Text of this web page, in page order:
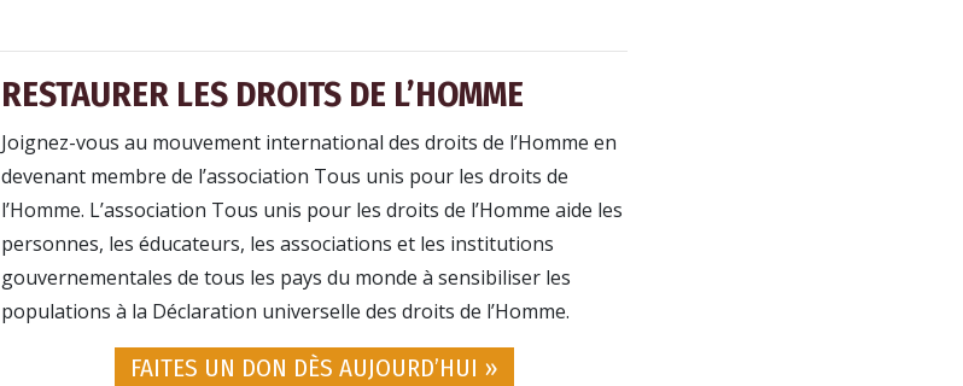
RESTAURER LES DROITS DE L’HOMME
Joignez-vous au mouvement international des droits de l’Homme en
devenant membre de l’association Tous unis pour les droits de
l’Homme. L’association Tous unis pour les droits de l’Homme aide les
personnes, les éducateurs, les associations et les institutions
gouvernementales de tous les pays du monde à sensibiliser les
populations à la Déclaration universelle des droits de l’Homme.
FAITES UN DON DÈS AUJOURD’HUI »